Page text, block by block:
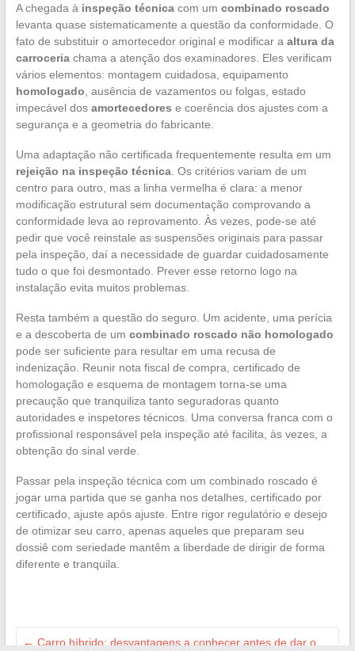
A chegada à inspeção técnicacom um combinado roscado
levanta quase sistematicamente a questão da conformidade. O
fato de substituir o amortecedor original e modificar a altura da
carroceriachama a atenção dos examinadores. Eles verificam
vários elementos: montagem cuidadosa, equipamento
homologado , ausência de vazamentos ou folgas, estado
impecável dos amortecedores e coerência dos ajustes com a
segurança e a geometria do fabricante.
Uma adaptação não certificada frequentemente resulta em um
rejeição na inspeção técnica. Os critérios variam de um
centro para outro, mas a linha vermelha é clara: a menor
modificação estrutural sem documentação comprovando a
conformidade leva ao reprovamento. Às vezes, pode-se até
pedir que você reinstale as suspensões originais para passar
pela inspeção, daí a necessidade de guardar cuidadosamente
tudo o que foi desmontado. Prever esse retorno logo na
instalação evita muitos problemas.
Resta também a questão do seguro. Um acidente, uma perícia
e a descoberta de um combinado roscado não homologado
pode ser suficiente para resultar em uma recusa de
indenização. Reunir nota fiscal de compra, certificado de
homologação e esquema de montagem torna-se uma
precaução que tranquiliza tanto seguradoras quanto
autoridades e inspetores técnicos. Uma conversa franca com o
profissional responsável pela inspeção até facilita, às vezes, a
obtenção do sinal verde.
Passar pela inspeção técnica com um combinado roscado é
jogar uma partida que se ganha nos detalhes, certificado por
certificado, ajuste após ajuste. Entre rigor regulatório e desejo
de otimizar seu carro, apenas aqueles que preparam seu
dossiê com seriedade mantêm a liberdade de dirigir de forma
diferente e tranquila.
← Carro híbrido: desvantagens a conhecer antes de dar o